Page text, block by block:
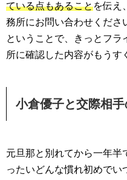
ている点もあることを伝え
務所にお問い合わせくださ
ということで、きっとフラ
所に確認した内容がもうす
小倉優子と交際相
元旦那と別れてから一年半
ったいどんな慣れ初めで